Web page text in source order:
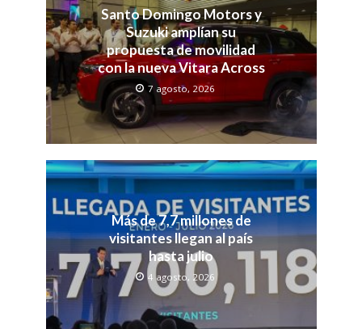
Santo Domingo Motors y
Suzuki amplían su
propuesta de movilidad
con la nueva Vitara Across
7 agosto, 2026
Más de 7,7 millones de
visitantes llegan al país
hasta julio
4 agosto, 2026